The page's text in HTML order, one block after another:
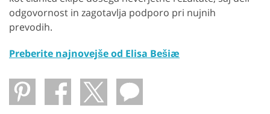
odgovornost in zagotavlja podporo pri nujnih
prevodih.
Preberite najnovejše od Elisa Bešiæ